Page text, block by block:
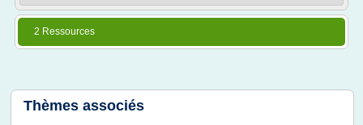
2 Ressources
Thèmes associés